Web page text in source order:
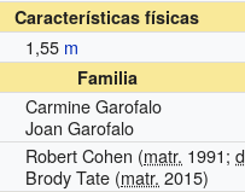
Características físicas
1,55 m
Familia
Carmine Garofalo
Joan Garofalo
Robert Cohen (matr. 1991;
Brody Tate (matr. 2015)